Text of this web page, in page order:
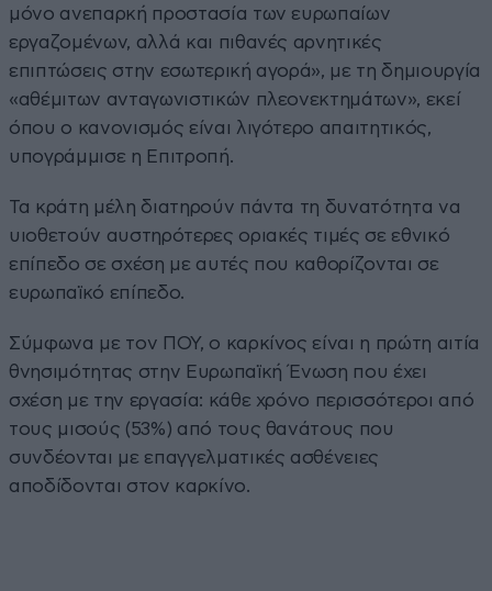
μόνο ανεπαρκή προστασία των ευρωπαίων
εργαζομένων, αλλά και πιθανές αρνητικές
επιπτώσεις στην εσωτερική αγορά», με τη δημιουργία
«αθέμιτων ανταγωνιστικών πλεονεκτημάτων», εκεί
όπου ο κανονισμός είναι λιγότερο απαιτητικός,
υπογράμμισε η Επιτροπή.
Τα κράτη μέλη διατηρούν πάντα τη δυνατότητα να
υιοθετούν αυστηρότερες οριακές τιμές σε εθνικό
επίπεδο σε σχέση με αυτές που καθορίζονται σε
ευρωπαϊκό επίπεδο.
Σύμφωνα με τον ΠΟΥ, ο καρκίνος είναι η πρώτη αιτία
θνησιμότητας στην Ευρωπαϊκή Ένωση που έχει
σχέση με την εργασία: κάθε χρόνο περισσότεροι από
τους μισούς (53%) από τους θανάτους που
συνδέονται με επαγγελματικές ασθένειες
αποδίδονται στον καρκίνο.